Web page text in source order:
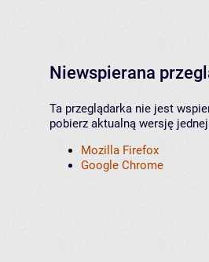
Niewspierana
Ta przeglądarka nie jest
pobierz aktualną wersję
Mozilla Firefox
Google Chrome